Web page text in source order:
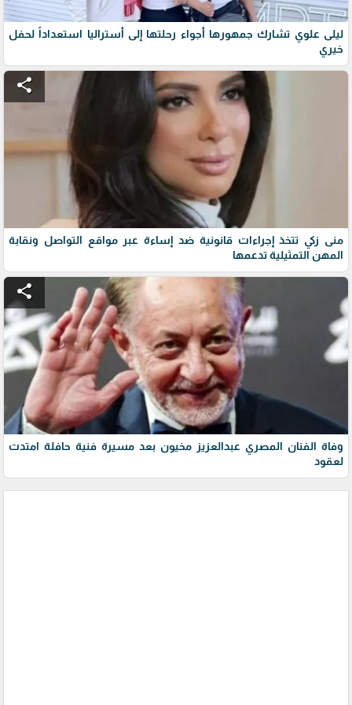
ليلى علوي تشارك جمهورها أجواء رحلتها إلى أستراليا استعداداً لحفل
خيري
share
منى زكي تتخذ إجراءات قانونية ضد إساءة عبر مواقع التواصل ونقابة
المهن التمثيلية تدعمها
share
وفاة الفنان المصري عبدالعزيز مخيون بعد مسيرة فنية حافلة امتدت
لعقود